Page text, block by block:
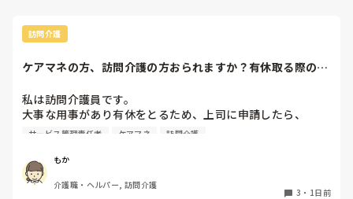
訪問介護
ケアマネの方、訪問介護の方おられますか？有休取る際の、
私は訪問介護員です。
大事な用事があり有休をとるため、上司に申請したら、
代わりに訪問する職員を考えるとのこと。
話などもしたりと仲が良いため（←表現の仕方良くないかも
です、すみません）こういう理由で休みをとるから、代わり
の人になるけどいいかという相談をしていました。利用者か
サービス管理責任者 ケアマネ 訪問介護
もか
介護職・ヘルパー, 訪問介護
3 ・ 1日前